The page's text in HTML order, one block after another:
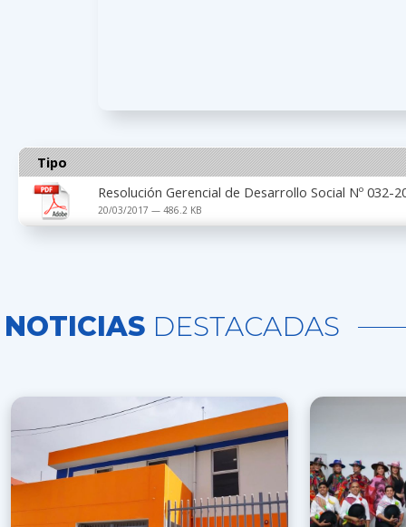
Tipo
Resolución Gerencial de Desarrollo Social Nº 032-
20/03/2017 — 486.2 KB
NOTICIAS DESTACADAS